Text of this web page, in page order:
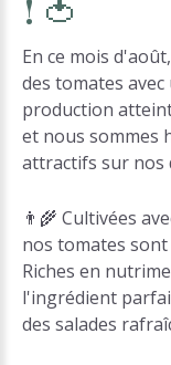
! 🍅
En ce mois
des tomates
production
et nous sommes
attractifs sur nos
👨‍🌾 Cultivées
nos tomates
Riches en
l'ingrédient
des salades